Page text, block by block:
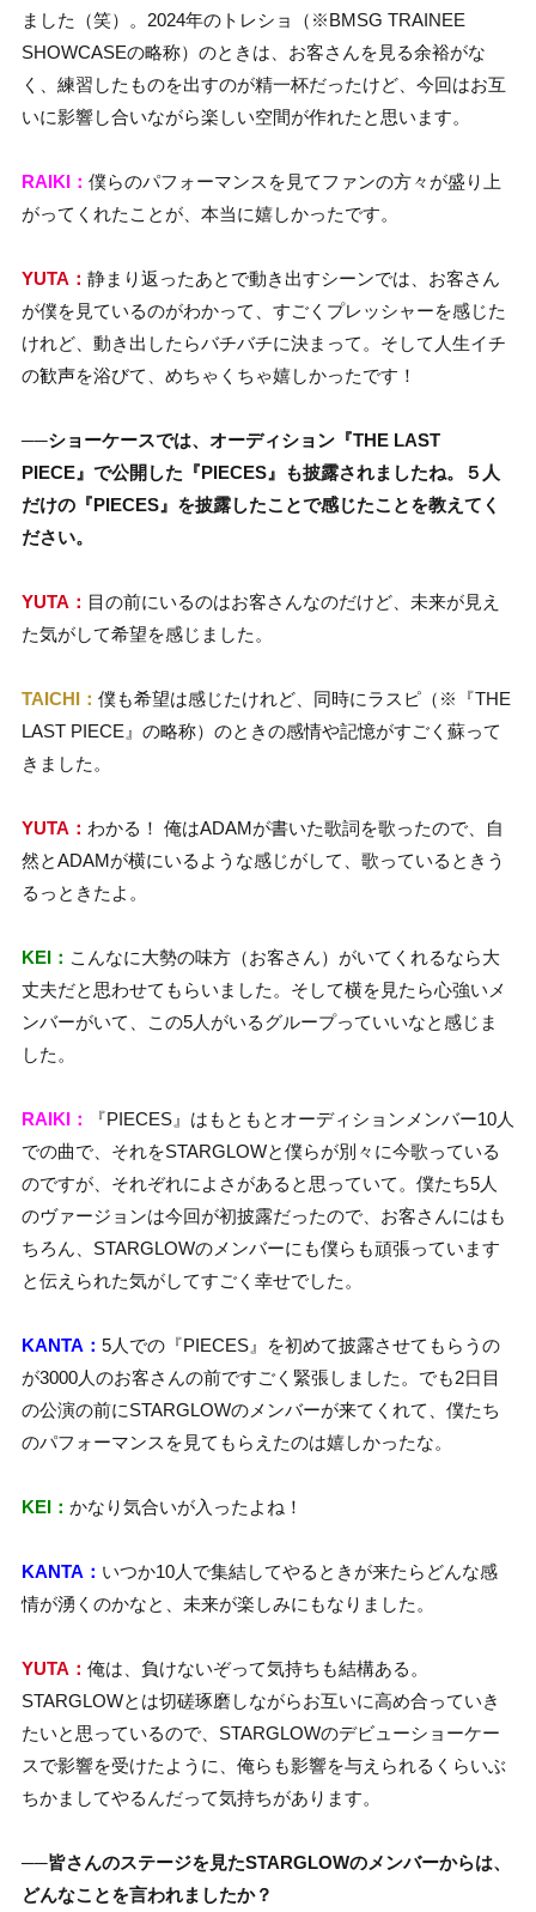
ました（笑）。2024年のトレショ（※BMSG TRAINEE
SHOWCASEの略称）のときは、お客さんを見る余裕がな
く、練習したものを出すのが精一杯だったけど、今回はお互
いに影響し合いながら楽しい空間が作れたと思います。
RAIKI： 僕らのパフォーマンスを見てファンの方々が盛り上
がってくれたことが、本当に嬉しかったです。
YUTA： 静まり返ったあとで動き出すシーンでは、お客さん
が僕を見ているのがわかって、すごくプレッシャーを感じた
けれど、動き出したらバチバチに決まって。そして人生イチ
の歓声を浴びて、めちゃくちゃ嬉しかったです！
──ショーケースでは、オーディション『THE LAST
PIECE』で公開した『PIECES』も披露されましたね。５人
だけの『PIECES』を披露したことで感じたことを教えてく
ださい。
YUTA： 目の前にいるのはお客さんなのだけど、未来が見え
た気がして希望を感じました。
TAICHI： 僕も希望は感じたけれど、同時にラスピ（※『THE
LAST PIECE』の略称）のときの感情や記憶がすごく蘇って
きました。
YUTA： わかる！ 俺はADAMが書いた歌詞を歌ったので、自
然とADAMが横にいるような感じがして、歌っているときう
るっときたよ。
KEI： こんなに大勢の味方（お客さん）がいてくれるなら大
丈夫だと思わせてもらいました。そして横を見たら心強いメ
ンバーがいて、この5人がいるグループっていいなと感じま
した。
RAIKI：
『PIECES』はもともとオーディションメンバー10人
での曲で、それをSTARGLOWと僕らが別々に今歌っている
のですが、それぞれによさがあると思っていて。僕たち5人
のヴァージョンは今回が初披露だったので、お客さんにはも
ちろん、STARGLOWのメンバーにも僕らも頑張っています
と伝えられた気がしてすごく幸せでした。
KANTA： 5人での『PIECES』を初めて披露させてもらうの
が3000人のお客さんの前ですごく緊張しました。でも2日目
の公演の前にSTARGLOWのメンバーが来てくれて、僕たち
のパフォーマンスを見てもらえたのは嬉しかったな。
KEI： かなり気合いが入ったよね！
KANTA： いつか10人で集結してやるときが来たらどんな感
情が湧くのかなと、未来が楽しみにもなりました。
YUTA： 俺は、負けないぞって気持ちも結構ある。
STARGLOWとは切磋琢磨しながらお互いに高め合っていき
たいと思っているので、STARGLOWのデビューショーケー
スで影響を受けたように、俺らも影響を与えられるくらいぶ
ちかましてやるんだって気持ちがあります。
──皆さんのステージを見たSTARGLOWのメンバーからは、
どんなことを言われましたか？